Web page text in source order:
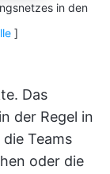
in den
]
Das
der Regel in
Teams
oder die